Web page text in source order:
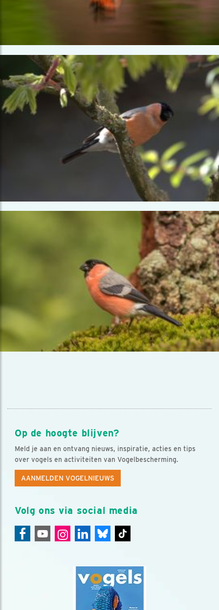
Op de hoogte blijven?
Meld je aan en ontvang nieuws, inspiratie, acties en tips
over vogels en activiteiten van Vogelbescherming.
AANMELDEN VOGELNIEUWS
Volg ons via social media